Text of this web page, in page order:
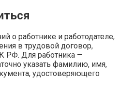
о работнике и работодателе,
в трудовой договор,
РФ. Для работника —
указать фамилию, имя,
удостоверяющего